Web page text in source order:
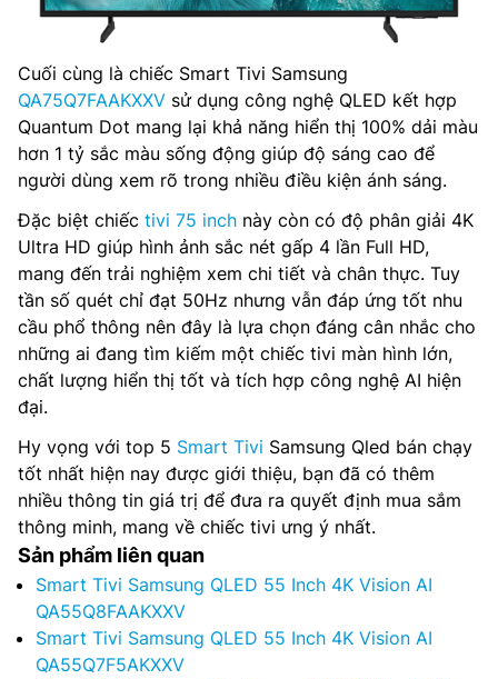
Cuối cùng là chiếc Smart Tivi Samsung
QA75Q7FAAKXXV sử dụng công nghệ QLED kết hợp
Quantum Dot mang lại khả năng hiển thị 100% dải màu
hơn 1 tỷ sắc màu sống động giúp độ sáng cao để
người dùng xem rõ trong nhiều điều kiện ánh sáng.
Đặc biệt chiếc tivi 75 inch này còn có độ phân giải 4K
Ultra HD giúp hình ảnh sắc nét gấp 4 lần Full HD,
mang đến trải nghiệm xem chi tiết và chân thực. Tuy
tần số quét chỉ đạt 50Hz nhưng vẫn đáp ứng tốt nhu
cầu phổ thông nên đây là lựa chọn đáng cân nhắc cho
những ai đang tìm kiếm một chiếc tivi màn hình lớn,
chất lượng hiển thị tốt và tích hợp công nghệ AI hiện
đại.
Hy vọng với top 5 Smart Tivi Samsung Qled bán chạy
tốt nhất hiện nay được giới thiệu, bạn đã có thêm
nhiều thông tin giá trị để đưa ra quyết định mua sắm
thông minh, mang về chiếc tivi ưng ý nhất.
Sản phẩm liên quan
Smart Tivi Samsung QLED 55 Inch 4K Vision AI
QA55Q8FAAKXXV
Smart Tivi Samsung QLED 55 Inch 4K Vision AI
QA55Q7F5AKXXV